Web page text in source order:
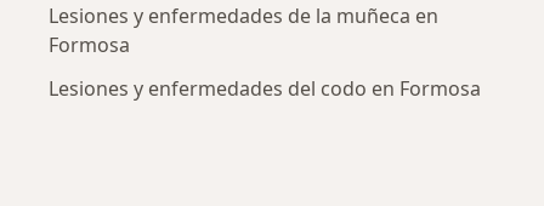
Lesiones y enfermedades de la muñeca en
Formosa
Lesiones y enfermedades del codo en Formosa